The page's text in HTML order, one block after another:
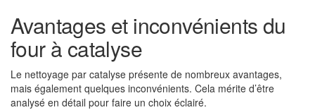
Avantages et inconvénients du
four à catalyse
Le nettoyage par catalyse présente de nombreux avantages,
mais également quelques inconvénients. Cela mérite d’être
analysé en détail pour faire un choix éclairé.